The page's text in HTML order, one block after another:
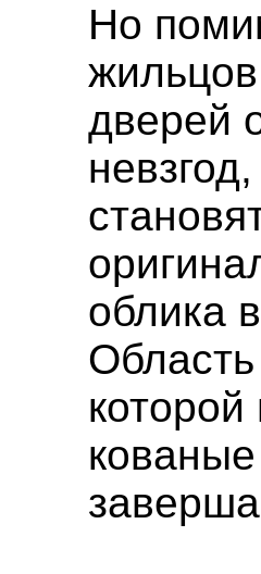
Но
дверей
облика
которой